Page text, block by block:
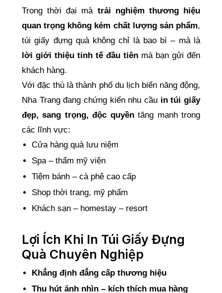
Trong thời đại mà trải nghiệm thương hiệu
quan trọng không kém chất lượng sản phẩm,
túi giấy đựng quà không chỉ là bao bì – mà là
lời giới thiệu tinh tế đầu tiên mà bạn gửi đến
khách hàng.
Với đặc thù là thành phố du lịch biển năng động,
Nha Trang đang chứng kiến nhu cầu in túi giấy
đẹp, sang trọng, độc quyềntăng mạnh trong
các lĩnh vực:
Cửa hàng quà lưu niệm
Spa – thẩm mỹ viện
Tiệm bánh – cà phê cao cấp
Shop thời trang, mỹ phẩm
Khách sạn – homestay – resort
Lợi Ích Khi In Túi Giấy Đựng
Quà Chuyên Nghiệp
Khẳng định đẳng cấp thương hiệu
Thu hút ánh nhìn – kích thích mua hàng